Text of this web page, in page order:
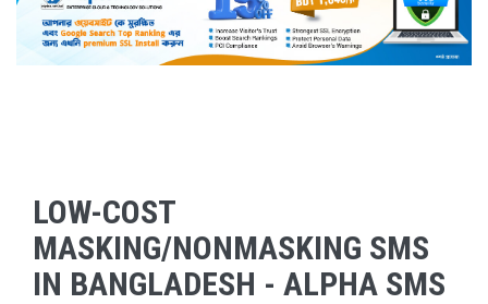
LOW-COST
MASKING/NONMASKING SMS
IN BANGLADESH - ALPHA SMS